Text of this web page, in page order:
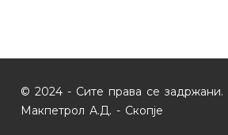
© 2024 - Сите права се задржани.
Макпетрол А.Д. - Скопје